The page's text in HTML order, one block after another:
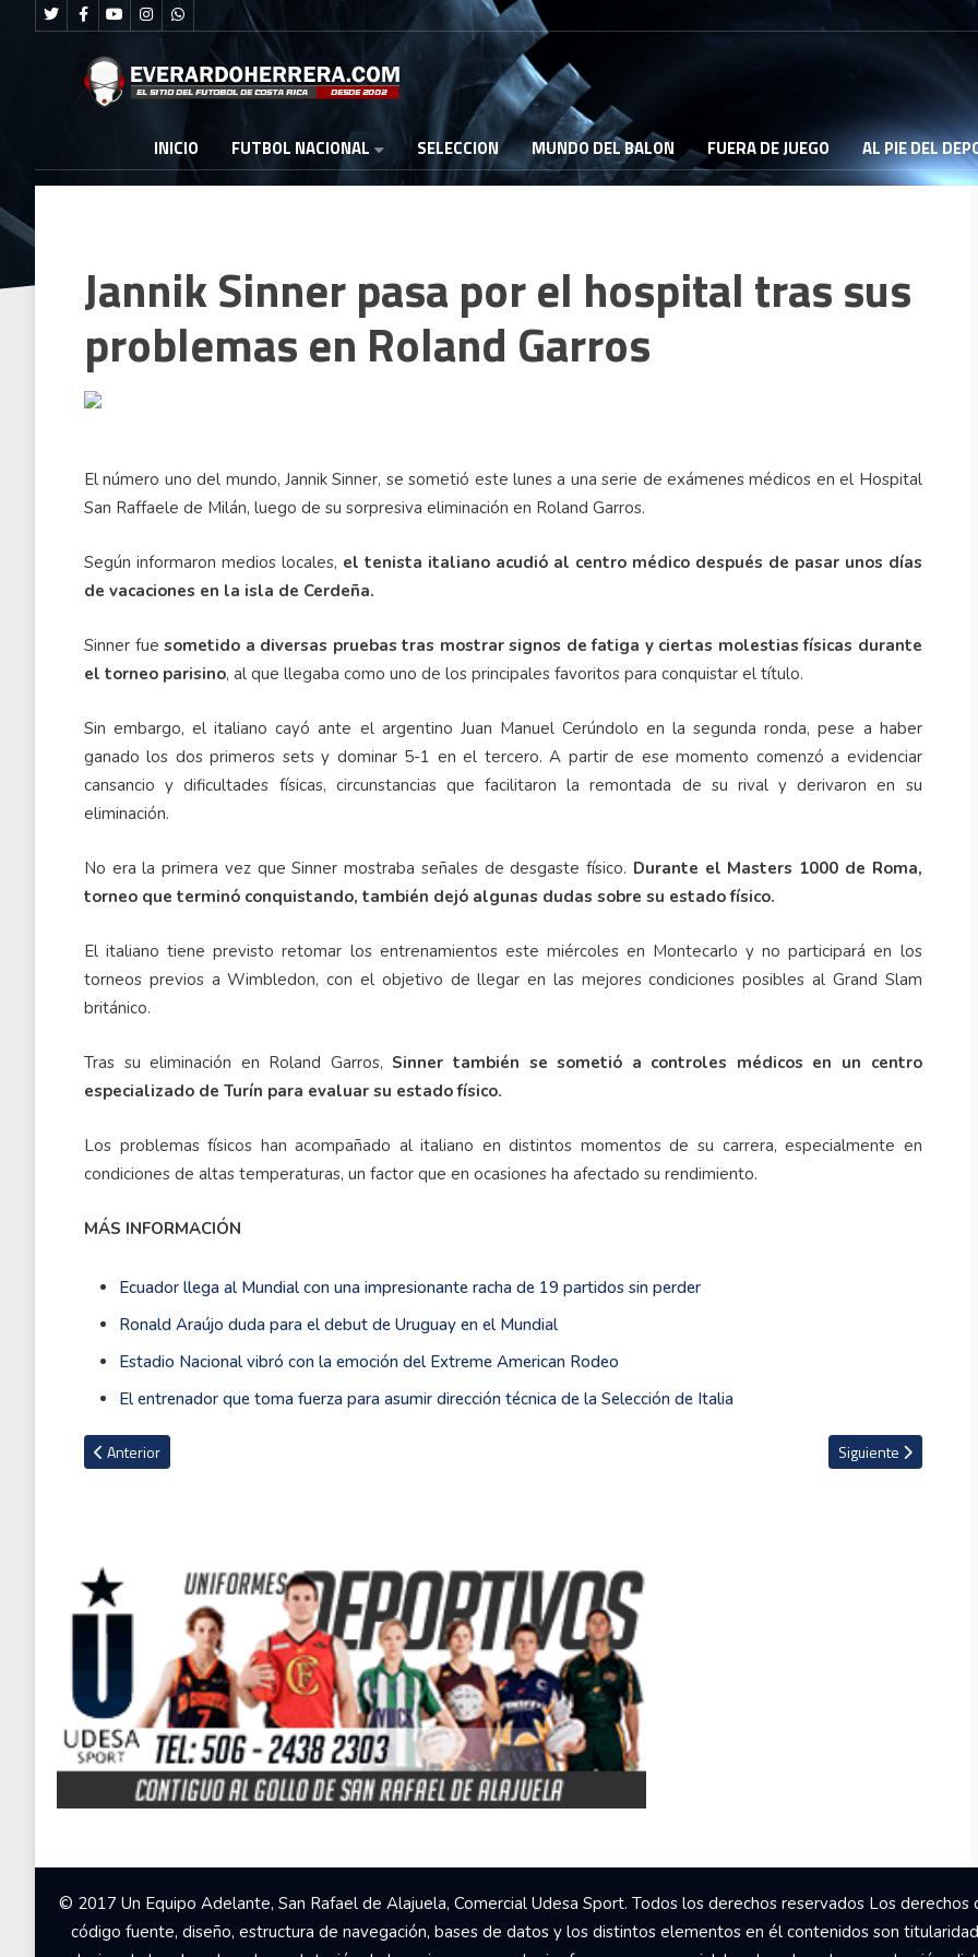
INICIO FUTBOL NACIONAL SELECCION MUNDO DEL BALON FUERA DE JUEGO AL PIE DEL
Jannik Sinner pasa por el hospital tras sus
problemas en Roland Garros
El número uno del mundo, Jannik Sinner, se sometió este lunes a una serie de exámenes médicos en el Hospital
San Raffaele de Milán, luego de su sorpresiva eliminación en Roland Garros.
Según informaron medios locales, el tenista italiano acudió al centro médico después de pasar unos días
de vacaciones en la isla de Cerdeña.
Sinner fuesometido a diversas pruebas tras mostrar signos de fatiga y ciertas molestias físicas durante
el torneo parisino, al que llegaba como uno de los principales favoritos para conquistar el título.
Sin embargo, el italiano cayó ante el argentino Juan Manuel Cerúndolo en la segunda ronda, pese a haber
ganado los dos primeros sets y dominar 5-1 en el tercero. A partir de ese momento comenzó a evidenciar
cansancio y dificultades físicas, circunstancias que facilitaron la remontada de su rival y derivaron en su
eliminación.
No era la primera vez que Sinner mostraba señales de desgaste físico. Durante el Masters 1000 de Roma,
torneo que terminó conquistando, también dejó algunas dudas sobre su estado físico.
El italiano tiene previsto retomar los entrenamientos este miércoles en Montecarlo y no participará en los
torneos previos a Wimbledon, con el objetivo de llegar en las mejores condiciones posibles al Grand Slam
británico.
Tras su eliminación en Roland Garros,Sinner también se sometió a controles médicos en un centro
especializado de Turín para evaluar su estado físico.
Los problemas físicos han acompañado al italiano en distintos momentos de su carrera, especialmente en
condiciones de altas temperaturas, un factor que en ocasiones ha afectado su rendimiento.
MÁS INFORMACIÓN
Ecuador llega al Mundial con una impresionante racha de 19 partidos sin perder
Ronald Araújo duda para el debut de Uruguay en el Mundial
Estadio Nacional vibró con la emoción del Extreme American Rodeo
El entrenador que toma fuerza para asumir dirección técnica de la Selección de Italia
Artículo anterior: VIDEO: San Antonio Spurs gana en New York y acortan distancia ante Knicks en final de la NBA
Anterior Artículo siguiente:
Siguiente
© 2017 Un Equipo Adelante, San Rafael de Alajuela, Comercial Udesa Sport. Todos los derechos reservados Los
código fuente, diseño, estructura de navegación, bases de datos y los distintos elementos en él contenidos son